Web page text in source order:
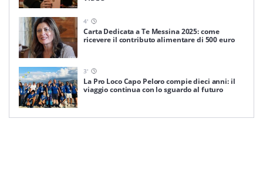
4'
Carta Dedicata a Te Messina 2025: come
ricevere il contributo alimentare di 500 euro
3'
La Pro Loco Capo Peloro compie dieci anni: il
viaggio continua con lo sguardo al futuro